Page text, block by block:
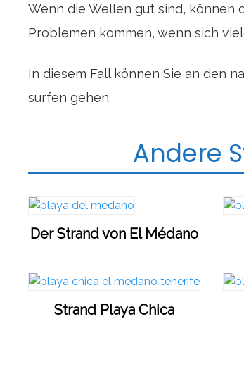
Wenn die Wellen gut sind, können
Problemen kommen, wenn sich
In diesem Fall können Sie an den
surfen gehen.
Andere
Der Strand von El Médano
Strand Playa Chica